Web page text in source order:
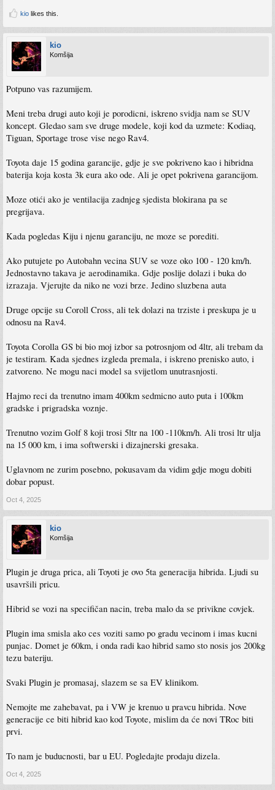
kio likes this.
kio
Komšija
Potpuno vas razumijem.
Meni treba drugi auto koji je porodicni, iskreno svidja nam se SUV
koncept. Gledao sam sve druge modele, koji kod da uzmete: Kodiaq,
Tiguan, Sportage trose vise nego Rav4.
Toyota daje 15 godina garancije, gdje je sve pokriveno kao i hibridna
baterija koja kosta 3k eura ako ode. Ali je opet pokrivena garancijom.
Moze otići ako je ventilacija zadnjeg sjedista blokirana pa se
pregrijava.
Kada pogledas Kiju i njenu garanciju, ne moze se porediti.
Ako putujete po Autobahn vecina SUV se voze oko 100 - 120 km/h.
Jednostavno takava je aerodinamika. Gdje poslije dolazi i buka do
izrazaja. Vjerujte da niko ne vozi brze. Jedino sluzbena auta
Druge opcije su Coroll Cross, ali tek dolazi na trziste i preskupa je u
odnosu na Rav4.
Toyota Corolla GS bi bio moj izbor sa potrosnjom od 4ltr, ali trebam da
je testiram. Kada sjednes izgleda premala, i iskreno prenisko auto, i
zatvoreno. Ne mogu naci model sa svijetlom unutrasnjosti.
Hajmo reci da trenutno imam 400km sedmicno auto puta i 100km
gradske i prigradska voznje.
Trenutno vozim Golf 8 koji trosi 5ltr na 100 -110km/h. Ali trosi ltr ulja
na 15 000 km, i ima softwerski i dizajnerski gresaka.
Uglavnom ne zurim posebno, pokusavam da vidim gdje mogu dobiti
dobar popust.
Oct 4, 2025
kio
Komšija
Plugin je druga prica, ali Toyoti je ovo 5ta generacija hibrida. Ljudi su
usavršili pricu.
Hibrid se vozi na specifičan nacin, treba malo da se privikne covjek.
Plugin ima smisla ako ces voziti samo po gradu vecinom i imas kucni
punjac. Domet je 60km, i onda radi kao hibrid samo sto nosis jos 200kg
tezu bateriju.
Svaki Plugin je promasaj, slazem se sa EV klinikom.
Nemojte me zahebavat, pa i VW je krenuo u pravcu hibrida. Nove
generacije ce biti hibrid kao kod Toyote, mislim da će novi TRoc biti
prvi.
To nam je buducnosti, bar u EU. Pogledajte prodaju dizela.
Oct 4, 2025